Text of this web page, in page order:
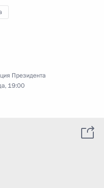
Президента
19:00